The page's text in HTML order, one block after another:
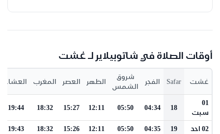
أوقات الصلاة في شاتوبيلاير لـ غشت
غشت Safar الفجر
شروق
الشمس
الظهر العصر المغرب العشاء
01
سبت
18
04:34
05:50
12:11
15:27
18:32
19:44
02 احد 19
04:35
05:50
12:11
15:26
18:32
19:43